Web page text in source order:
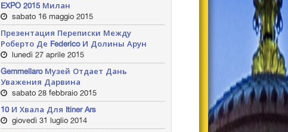
EXPO 2015 Милан
sabato 16 maggio 2015
Презентация Переписки Между
Роберто Де Federico И Долины Арун
lunedì 27 aprile 2015
Gemmellaro Музей Отдает Дань
Уважения Дарвина
sabato 28 febbraio 2015
10 И Хвала Для Itiner Ars
giovedì 31 luglio 2014